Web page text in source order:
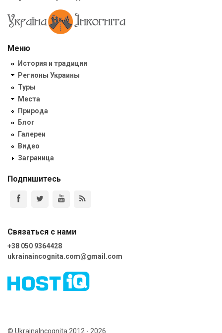
Меню
История и традиции
Регионы Украины
Туры
Места
Природа
Блог
Галереи
Видео
Заграница
Подпишитесь
Связаться с нами
+38 050 9364428
ukrainaincognita.com@gmail.com
© UkrainaIncognita 2012 - 2026